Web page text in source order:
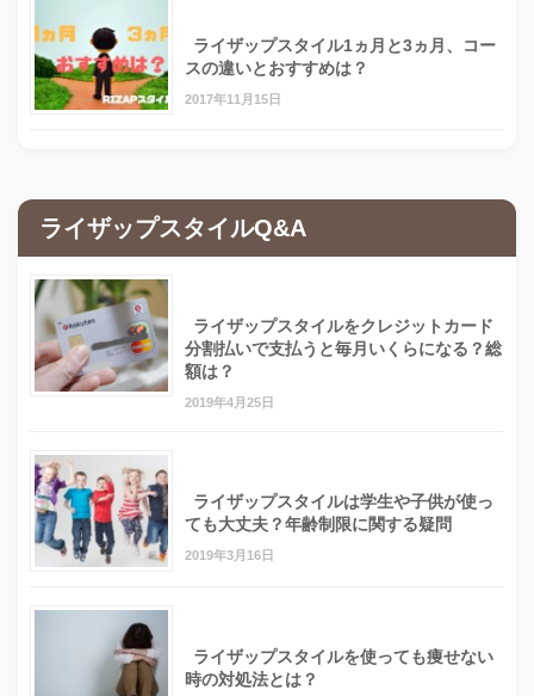
ライザップスタイル1ヵ月と3ヵ月、コー
スの違いとおすすめは？
2017年11月15日
ライザップスタイルQ&A
ライザップスタイルをクレジットカード
分割払いで支払うと毎月いくらになる？総
額は？
2019年4月25日
ライザップスタイルは学生や子供が使っ
ても大丈夫？年齢制限に関する疑問
2019年3月16日
ライザップスタイルを使っても痩せない
時の対処法とは？